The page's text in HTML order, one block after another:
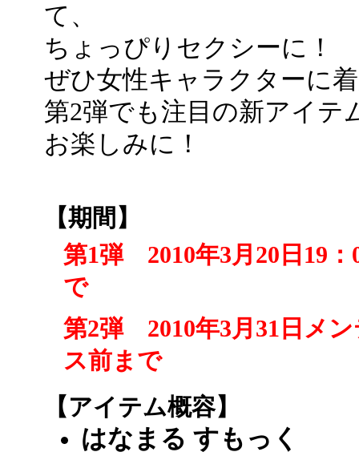
て、
ちょっぴりセクシーに！
ぜひ女性キャラクターに
第2弾でも注目の新アイテ
お楽しみに！
【期間】
第1弾 2010年3月20日19
で
第2弾 2010年3月31日メ
ス前まで
【アイテム概容】
はなまる すもっく